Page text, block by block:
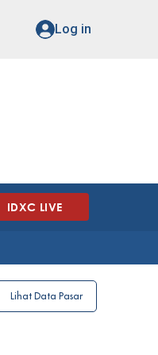
Log in
IDXC LIVE
0%
Lihat Data Pasar